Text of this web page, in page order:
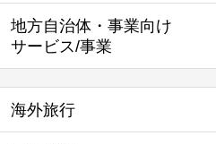
地方自治体・事業向け
サービス/事業
海外旅行